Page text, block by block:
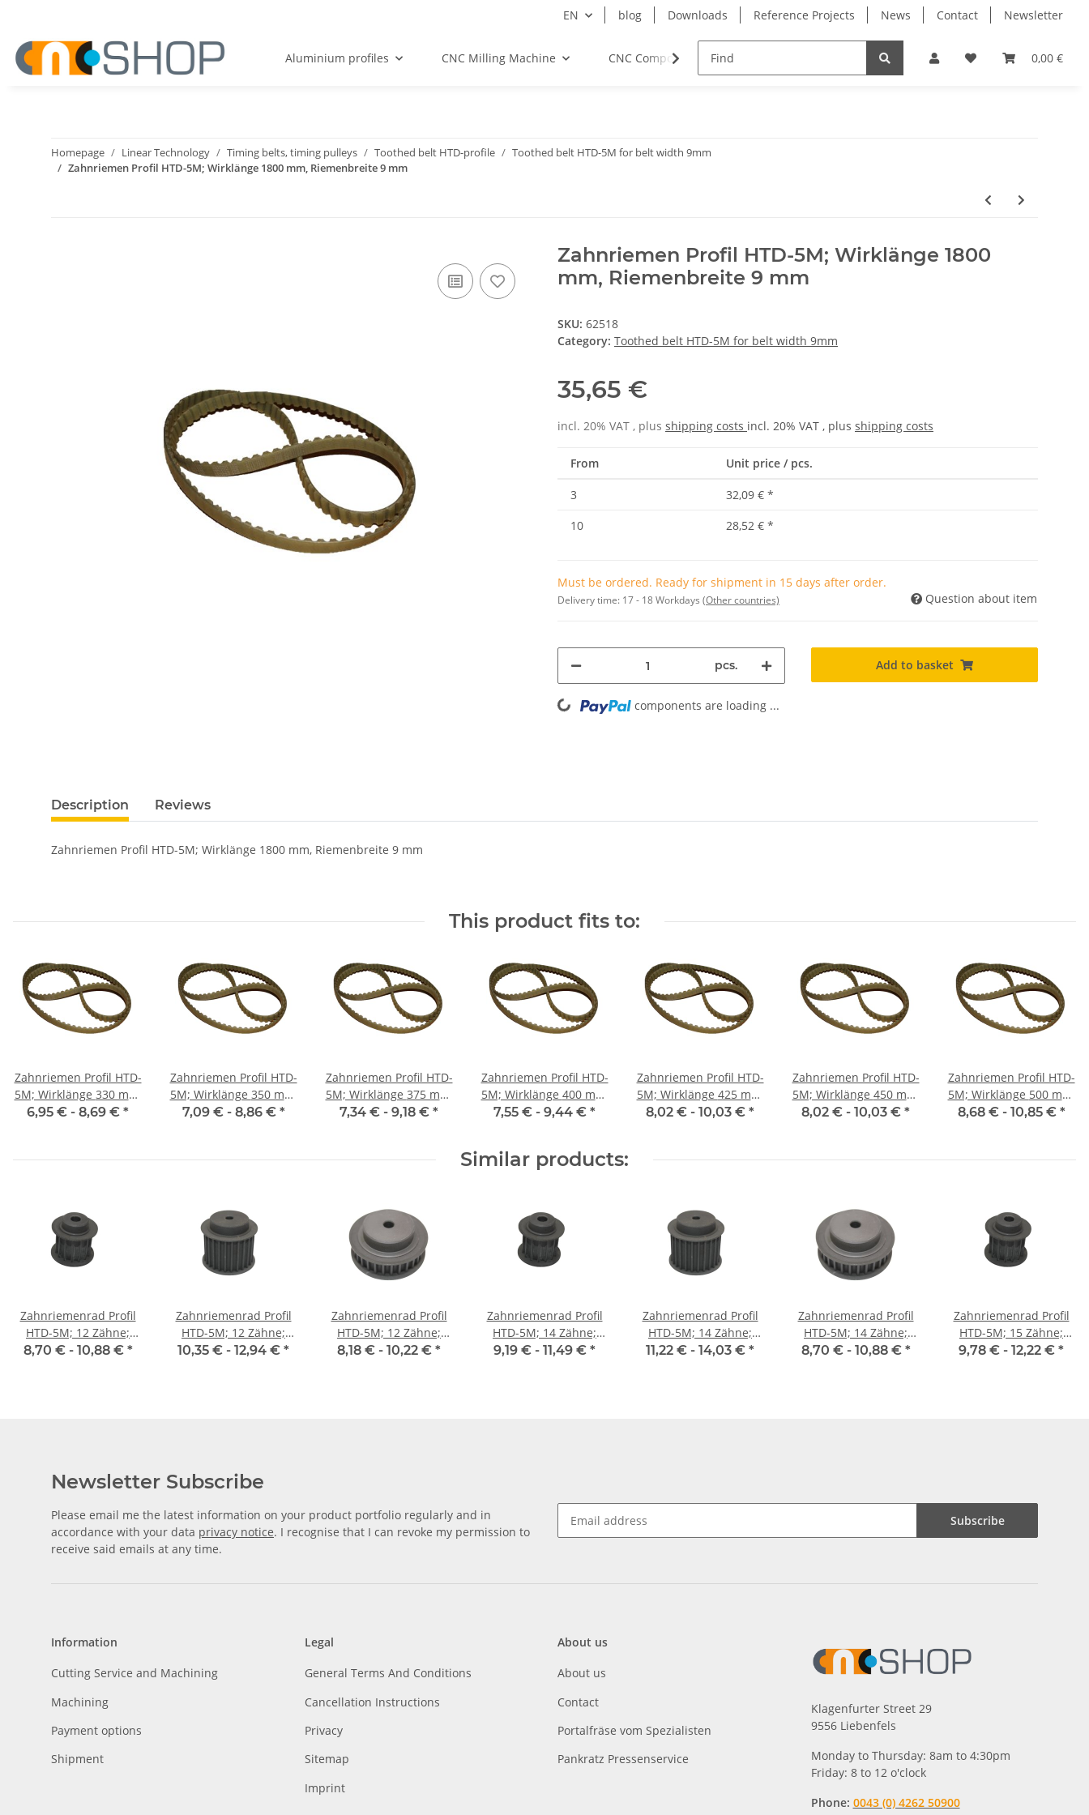
EN blog Downloads Reference Projects News Contact Newsletter
0,00 €
Aluminium profiles CNC Milling Machine CNC Components Milling Spindles Bearings
Homepage Linear Technology Timing belts, timing pulleys Toothed belt HTD-profile
Toothed belt HTD-5M for belt width 9mm
Zahnriemen Profil HTD-5M; Wirklänge 1800 mm, Riemenbreite 9 mm
Zahnriemen Profil HTD-5M; Wirklänge 1800
mm, Riemenbreite 9 mm
SKU: 62518
Category: Toothed belt HTD-5M for belt width 9mm
35,65 €
incl. 20% VAT , plus shipping costs incl. 20% VAT , plus shipping costs
From Unit price / pcs.
3 32,09 € *
10
28,52 € *
Must be ordered. Ready for shipment in 15 days after order.
Delivery time: 17 - 18 Workdays (Other countries) Question about item
pcs. Add to basket
Loading... components are loading ...
Description Reviews
Zahnriemen Profil HTD-5M; Wirklänge 1800 mm, Riemenbreite 9 mm
This product fits to:
Zahnriemen Profil HTD-
5M; Wirklänge 330 mm,
Riemenbreite 9 mm
6,95 € - 8,69 € *
Zahnriemen Profil HTD-
5M; Wirklänge 350 mm,
Riemenbreite 9 mm
7,09 € - 8,86 € *
Zahnriemen Profil HTD-
5M; Wirklänge 375 mm,
Riemenbreite 9 mm
7,34 € - 9,18 € *
Zahnriemen Profil HTD-
5M; Wirklänge 400 mm,
Riemenbreite 9 mm
7,55 € - 9,44 € *
Zahnriemen Profil HTD-
5M; Wirklänge 425 mm,
Riemenbreite 9 mm
8,02 € - 10,03 € *
Zahnriemen Profil HTD-
5M; Wirklänge 450 mm,
Riemenbreite 9 mm
8,02 € - 10,03 € *
Zahnriemen Profil HTD-
5M; Wirklänge 500 mm,
Riemenbreite 9 mm
8,68 € - 10,85 € *
Similar products:
Zahnriemenrad Profil
HTD-5M; 12 Zähne;
Riemenbreite 15 mm
8,70 € - 10,88 € *
Zahnriemenrad Profil
HTD-5M; 12 Zähne;
Riemenbreite 25 mm
10,35 € - 12,94 € *
Zahnriemenrad Profil
HTD-5M; 12 Zähne;
Riemenbreite 9 mm
8,18 € - 10,22 € *
Zahnriemenrad Profil
HTD-5M; 14 Zähne;
Riemenbreite 15 mm
9,19 € - 11,49 € *
Zahnriemenrad Profil
HTD-5M; 14 Zähne;
Riemenbreite 25 mm
11,22 € - 14,03 € *
Zahnriemenrad Profil
HTD-5M; 14 Zähne;
Riemenbreite 9 mm
8,70 € - 10,88 € *
Zahnriemenrad Profil
HTD-5M; 15 Zähne;
Riemenbreite 15 mm
9,78 € - 12,22 € *
Newsletter Subscribe
Please email me the latest information on your product portfolio regularly and in
accordance with your data privacy notice. I recognise that I can revoke my permission to
receive said emails at any time.
Subscribe
Information
Cutting Service and Machining
Machining
Payment options
Shipment
Legal
General Terms And Conditions
Cancellation Instructions
Privacy
Sitemap
Imprint
About us
About us
Contact
Portalfräse vom Spezialisten
Pankratz Pressenservice
Klagenfurter Street 29
9556 Liebenfels
Monday to Thursday: 8am to 4:30pm
Friday: 8 to 12 o'clock
Phone: 0043 (0) 4262 50900